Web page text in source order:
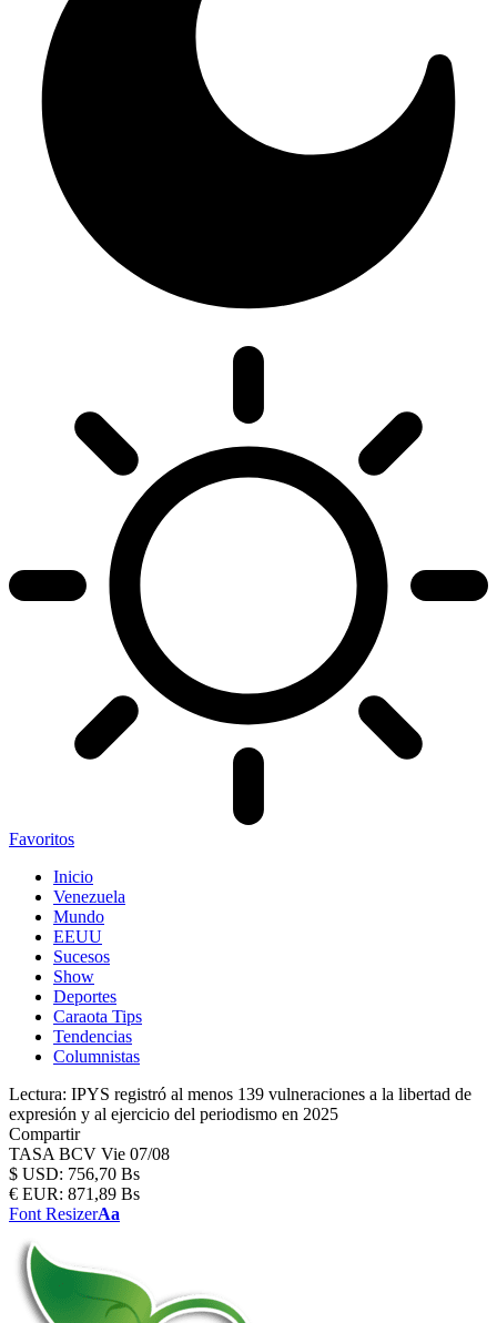
Favoritos
Inicio
Venezuela
Mundo
EEUU
Sucesos
Show
Deportes
Caraota Tips
Tendencias
Columnistas
Lectura: IPYS registró al menos 139 vulneraciones a la libertad de
expresión y al ejercicio del periodismo en 2025
Compartir
TASA BCV Vie 07/08
$ USD: 756,70 Bs
€ EUR: 871,89 Bs
Font ResizerAa